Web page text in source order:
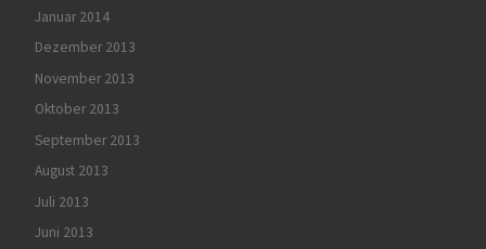
Januar 2014
Dezember 2013
November 2013
Oktober 2013
September 2013
August 2013
Juli 2013
Juni 2013